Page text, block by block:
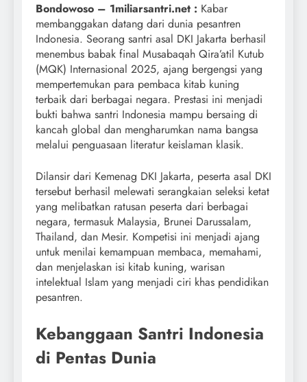
Bondowoso – 1miliarsantri.net : Kabar
membanggakan datang dari dunia pesantren
Indonesia. Seorang santri asal DKI Jakarta berhasil
menembus babak final Musabaqah Qira’atil Kutub
(MQK) Internasional 2025, ajang bergengsi yang
mempertemukan para pembaca kitab kuning
terbaik dari berbagai negara. Prestasi ini menjadi
bukti bahwa santri Indonesia mampu bersaing di
kancah global dan mengharumkan nama bangsa
melalui penguasaan literatur keislaman klasik.
Dilansir dari Kemenag DKI Jakarta, peserta asal DKI
tersebut berhasil melewati serangkaian seleksi ketat
yang melibatkan ratusan peserta dari berbagai
negara, termasuk Malaysia, Brunei Darussalam,
Thailand, dan Mesir. Kompetisi ini menjadi ajang
untuk menilai kemampuan membaca, memahami,
dan menjelaskan isi kitab kuning, warisan
intelektual Islam yang menjadi ciri khas pendidikan
pesantren.
Kebanggaan Santri Indonesia
di Pentas Dunia